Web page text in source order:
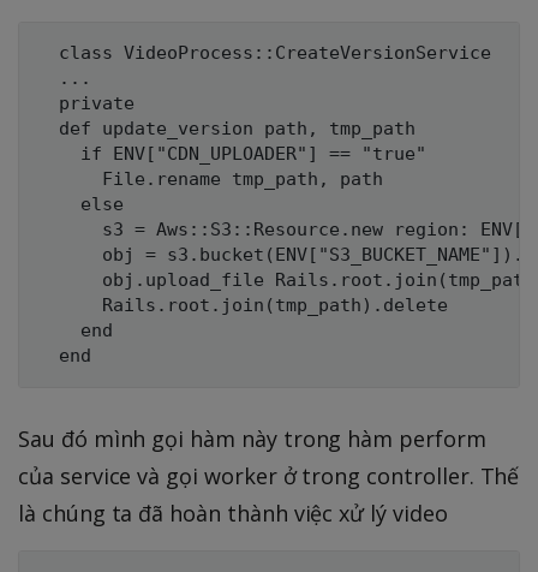
  class VideoProcess::CreateVersionService
  ...
  private
  def update_version path, tmp_path
    if ENV["CDN_UPLOADER"] == "true"
      File.rename tmp_path, path
    else
s3 = Aws::S3::Resource.new region:
obj =
obj.upload_file
      Rails.root.join(tmp_path).delete
    end
Sau đó mình gọi hàm này trong hàm perform
của service và gọi worker ở trong controller. Thế
là chúng ta đã hoàn thành việc xử lý video